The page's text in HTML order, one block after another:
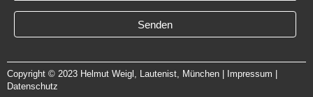
Senden
Copyright © 2023 Helmut Weigl, Lautenist, München | Impressum
Datenschutz